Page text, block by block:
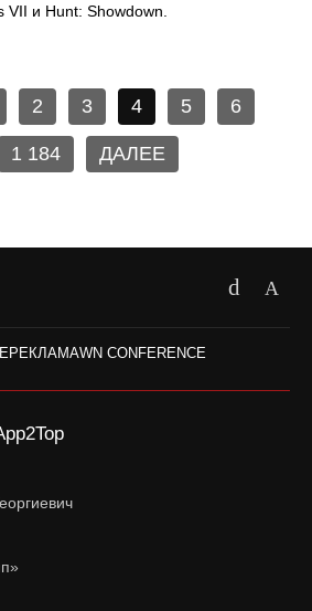
VII и Hunt: Showdown.
2 3 4 5 6
1 184 ДАЛЕЕ
РЕКЛАМАWN CONFERENCE